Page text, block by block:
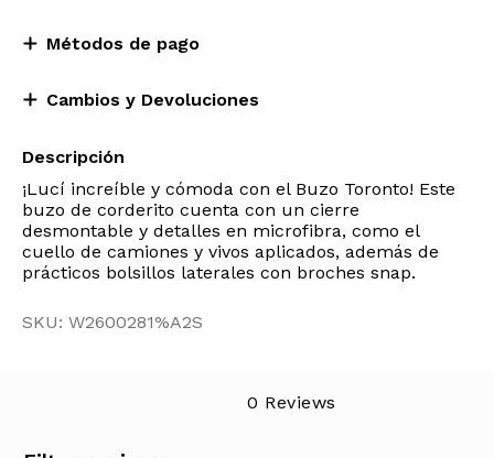
Métodos de pago
Cambios y Devoluciones
Descripción
¡Lucí increíble y cómoda con el Buzo Toronto! Este
buzo de corderito cuenta con un cierre
desmontable y detalles en microfibra, como el
cuello de camiones y vivos aplicados, además de
prácticos bolsillos laterales con broches snap.
SKU: W2600281%A2S
0 Reviews